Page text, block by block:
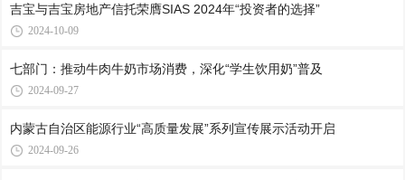
吉宝与吉宝房地产信托荣膺SIAS 2024年“投资者的选择”
2024-10-09
七部门：推动牛肉牛奶市场消费，深化“学生饮用奶”普及
2024-09-27
内蒙古自治区能源行业“高质量发展”系列宣传展示活动开启
2024-09-26